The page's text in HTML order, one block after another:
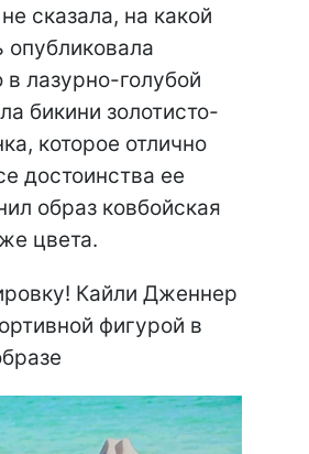
сказала, на какой
в лазурно-голубой
бикини золотисто-
которое отлично
достоинства ее
образ ковбойская
цвета.
Кайли Дженнер
фигурой в